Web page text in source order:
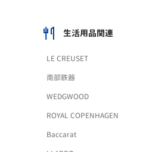
生活用品関連
LE CREUSET
南部鉄器
WEDGWOOD
ROYAL COPENHAGEN
Baccarat